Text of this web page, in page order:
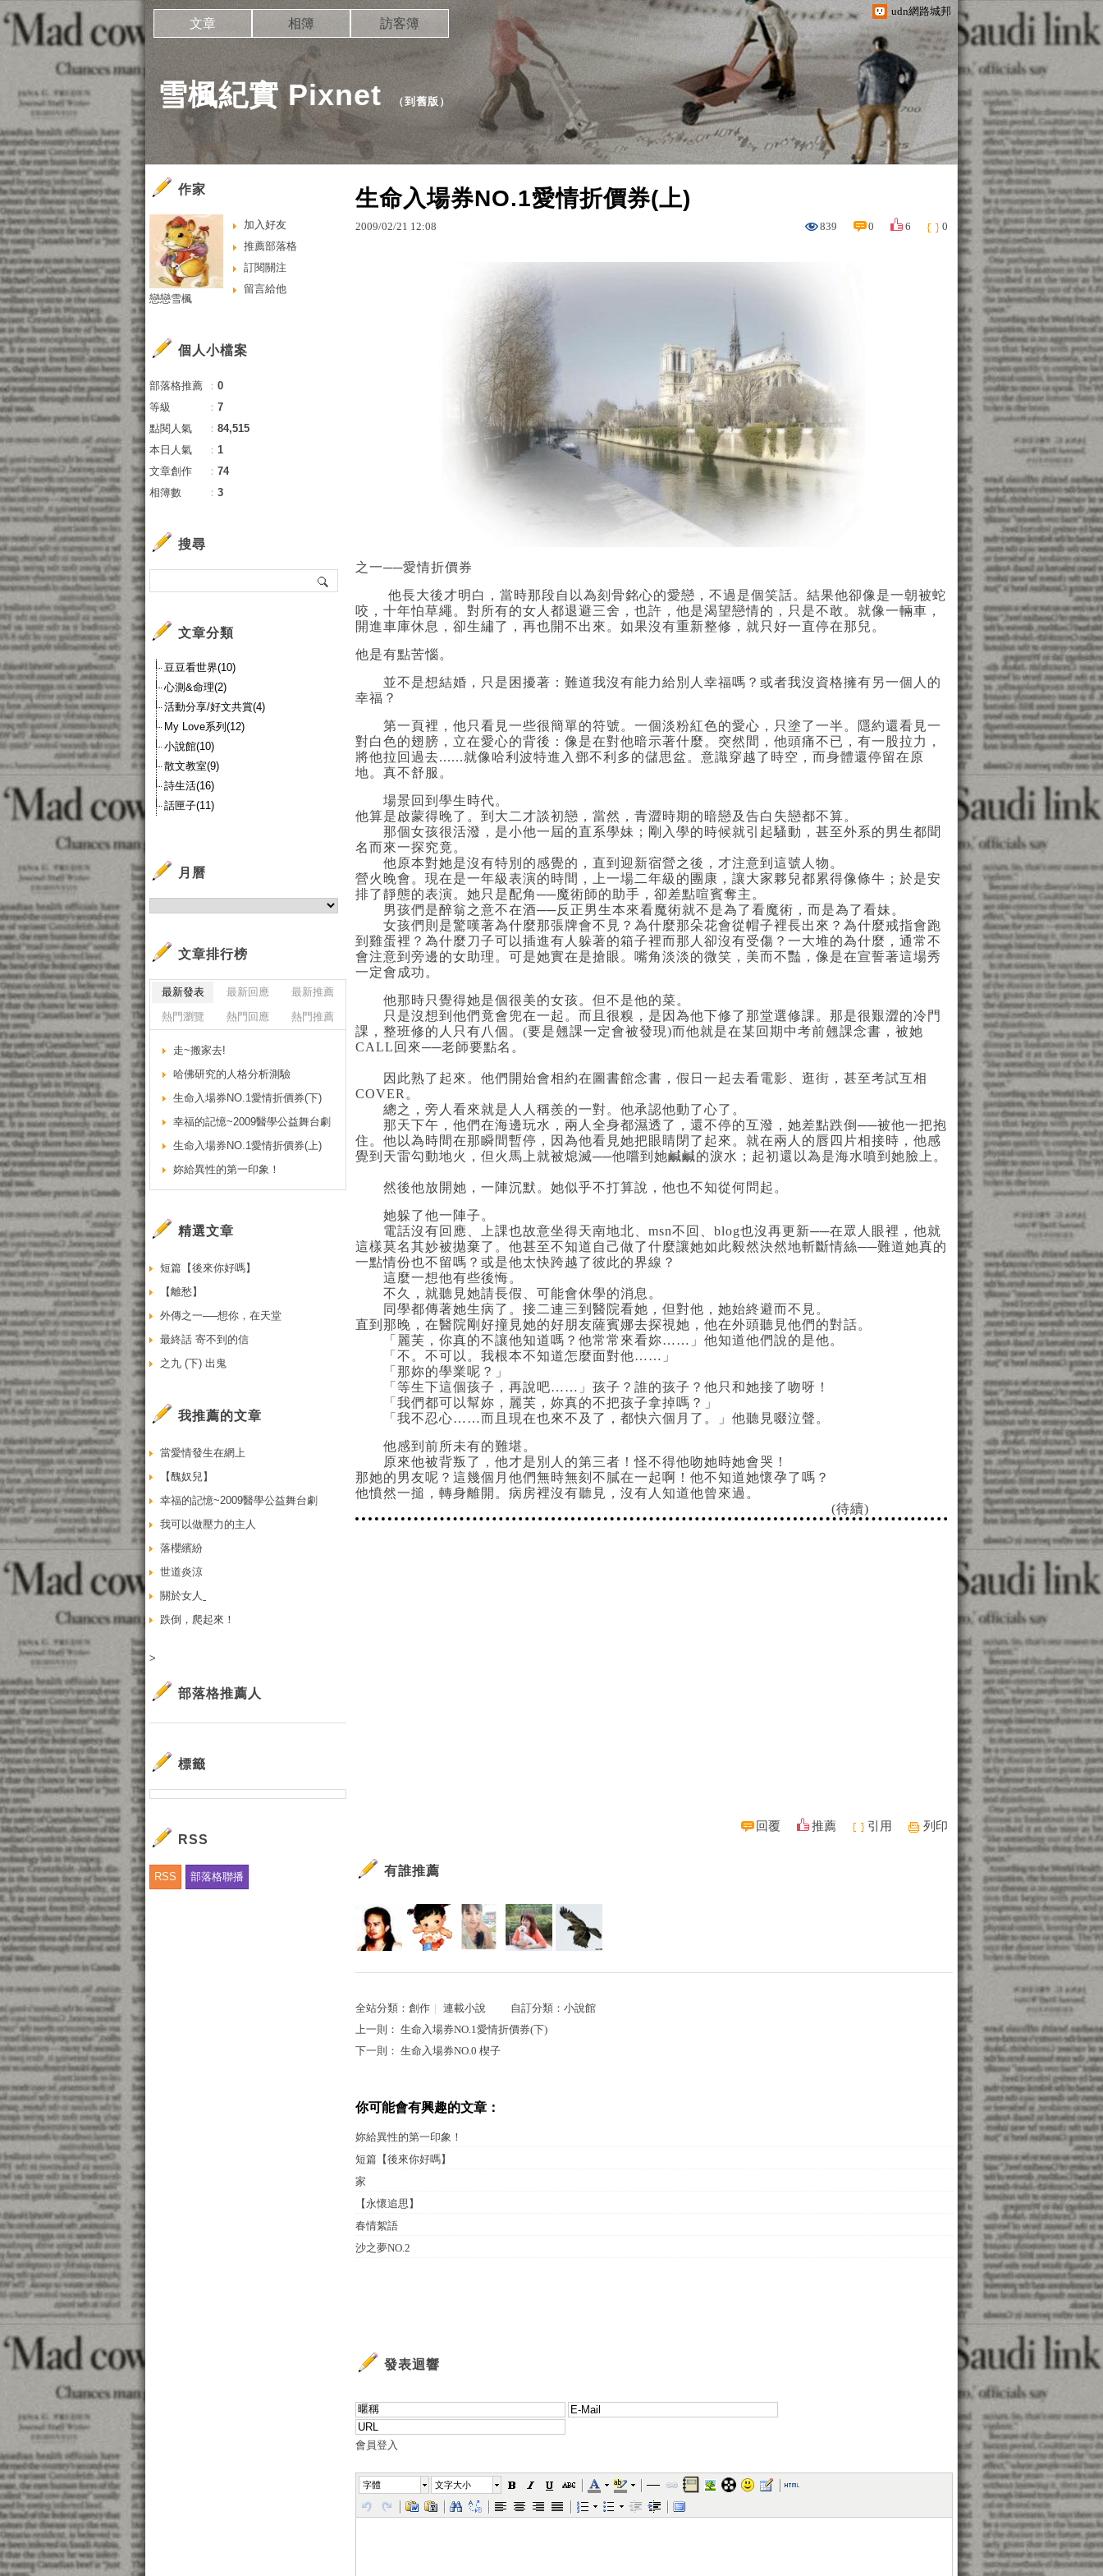
udn網路城邦
雪楓紀實 Pixnet（到舊版 ）
文章 相簿 訪客簿
生命入場券NO.1愛情折價券(上)
2009/02/21 12:08 839 0 6 0
之一──愛情折價券
他長大後才明白，當時那段自以為刻骨銘心的愛戀，不過是個笑話。結果他卻像是一朝被蛇
咬，十年怕草繩。對所有的女人都退避三舍，也許，他是渴望戀情的，只是不敢。就像一輛車，
開進車庫休息，卻生繡了，再也開不出來。如果沒有重新整修，就只好一直停在那兒。
他是有點苦惱。
並不是想結婚，只是困擾著：難道我沒有能力給別人幸福嗎？或者我沒資格擁有另一個人的
幸福？
第一頁裡，他只看見一些很簡單的符號。一個淡粉紅色的愛心，只塗了一半。隱約還看見一
對白色的翅膀，立在愛心的背後：像是在對他暗示著什麼。突然間，他頭痛不已，有一股拉力，
將他拉回過去......就像哈利波特進入鄧不利多的儲思盆。意識穿越了時空，而身體還停留在原
地。真不舒服。
場景回到學生時代。
他算是啟蒙得晚了。到大二才談初戀，當然，青澀時期的暗戀及告白失戀都不算。
那個女孩很活潑，是小他一屆的直系學妹；剛入學的時候就引起騷動，甚至外系的男生都聞
名而來一探究竟。
他原本對她是沒有特別的感覺的，直到迎新宿營之後，才注意到這號人物。
營火晚會。現在是一年級表演的時間，上一場二年級的團康，讓大家夥兒都累得像條牛；於是安
排了靜態的表演。她只是配角──魔術師的助手，卻差點喧賓奪主。
男孩們是醉翁之意不在酒──反正男生本來看魔術就不是為了看魔術，而是為了看妹。
女孩們則是驚嘆著為什麼那張牌會不見？為什麼那朵花會從帽子裡長出來？為什麼戒指會跑
到雞蛋裡？為什麼刀子可以插進有人躲著的箱子裡而那人卻沒有受傷？一大堆的為什麼，通常不
會注意到旁邊的女助理。可是她實在是搶眼。嘴角淡淡的微笑，美而不豔，像是在宣誓著這場秀
一定會成功。
他那時只覺得她是個很美的女孩。但不是他的菜。
只是沒想到他們竟會兜在一起。 而且很糗，是因為他下修了那堂選修課。那是很艱澀的冷門
課，整班修的人只有八個。 (要是翹課一定會被發現)而他就是在某回期中考前翹課念書，被她
CALL 回來──老師要點名。
因此熟了起來。他們開始會相約在圖書館念書，假日一起去看電影、逛街，甚至考試互相
COVER 。
總之，旁人看來就是人人稱羨的一對。 他承認他動了心了。
那天下午，他們在海邊玩水，兩人全身都濕透了，還不停的互潑，她差點跌倒──被他一把抱
住。他以為時間在那瞬間暫停，因為他看見她把眼睛閉了起來。就在兩人的唇四片相接時，他感
覺到天雷勾動地火，但火馬上就被熄滅──他嚐到她鹹鹹的淚水；起初還以為是海水噴到她臉上。
然後他放開她，一陣沉默。她似乎不打算說，他也不知從何問起。
她躲了他一陣子。
電話沒有回應、上課也故意坐得天南地北、 msn不回、 blog也沒再更新──在眾人眼裡，他就
這樣莫名其妙被拋棄了。他甚至不知道自己做了什麼讓她如此毅然決然地斬斷情絲──難道她真的
一點情份也不留嗎？或是他太快跨越了彼此的界線？
這麼一想他有些後悔。
不久，就聽見她請長假、可能會休學的消息。
同學都傳著她生病了。接二連三到醫院看她，但對他，她始終避而不見。
直到那晚，在醫院剛好撞見她的好朋友薩賓娜去探視她，他在外頭聽見他們的對話。
「麗芙，你真的不讓他知道嗎？他常常來看妳……」他知道他們說的是他。
「不。不可以。我根本不知道怎麼面對他……」
「那妳的學業呢？」
「等生下這個孩子，再說吧……」孩子？誰的孩子？他只和她接了吻呀！
「我們都可以幫妳，麗芙，妳真的不把孩子拿掉嗎？」
「我不忍心……而且現在也來不及了，都快六個月了。」他聽見啜泣聲。
他感到前所未有的難堪。
原來他被背叛了，他才是別人的第三者！怪不得他吻她時她會哭！
那她的男友呢？這幾個月他們無時無刻不膩在一起啊！他不知道她懷孕了嗎？
他憤然一搥，轉身離開。病房裡沒有聽見，沒有人知道他曾來過。
(待續)
回覆 推薦 引用 列印
有誰推薦
全站分類： 創作 連載小說 自訂分類： 小說館
上一則： 生命入場券NO.1愛情折價券(下)
下一則： 生命入場券NO.0 楔子
你可能會有興趣的文章：
妳給異性的第一印象！
短篇【後來你好嗎】
家
【永懷追思】
春情絮語
沙之夢NO.2
發表迴響
會員登入
字體 文字大小
作家
加入好友
推薦部落格
訂閱關注
留言給他
戀戀雪楓
個人小檔案
部落格推薦 ： 0
等級
： 7
點閱人氣
： 84,515
本日人氣
： 1
文章創作
： 74
相簿數
： 3
搜尋
文章分類
豆豆看世界(10)
心測&命理(2)
活動分享/好文共賞(4)
My Love系列(12)
小說館(10)
散文教室(9)
詩生活(16)
話匣子(11)
月曆
文章排行榜
最新發表 最新回應
最新推薦
熱門瀏覽
熱門回應 熱門推薦
走~搬家去!
哈佛研究的人格分析測驗
生命入場券NO.1愛情折價券(下)
幸福的記憶~2009醫學公益舞台劇
生命入場券NO.1愛情折價券(上)
妳給異性的第一印象！
精選文章
短篇【後來你好嗎】
【離愁】
外傳之一──想你，在天堂
最終話 寄不到的信
之九 (下) 出鬼
我推薦的文章
當愛情發生在網上
【醜奴兒】
幸福的記憶~2009醫學公益舞台劇
我可以做壓力的主人
落櫻繽紛
世道炎涼
關於女人ˍ
跌倒，爬起來！
>
部落格推薦人
標籤
RSS
RSS 部落格聯播